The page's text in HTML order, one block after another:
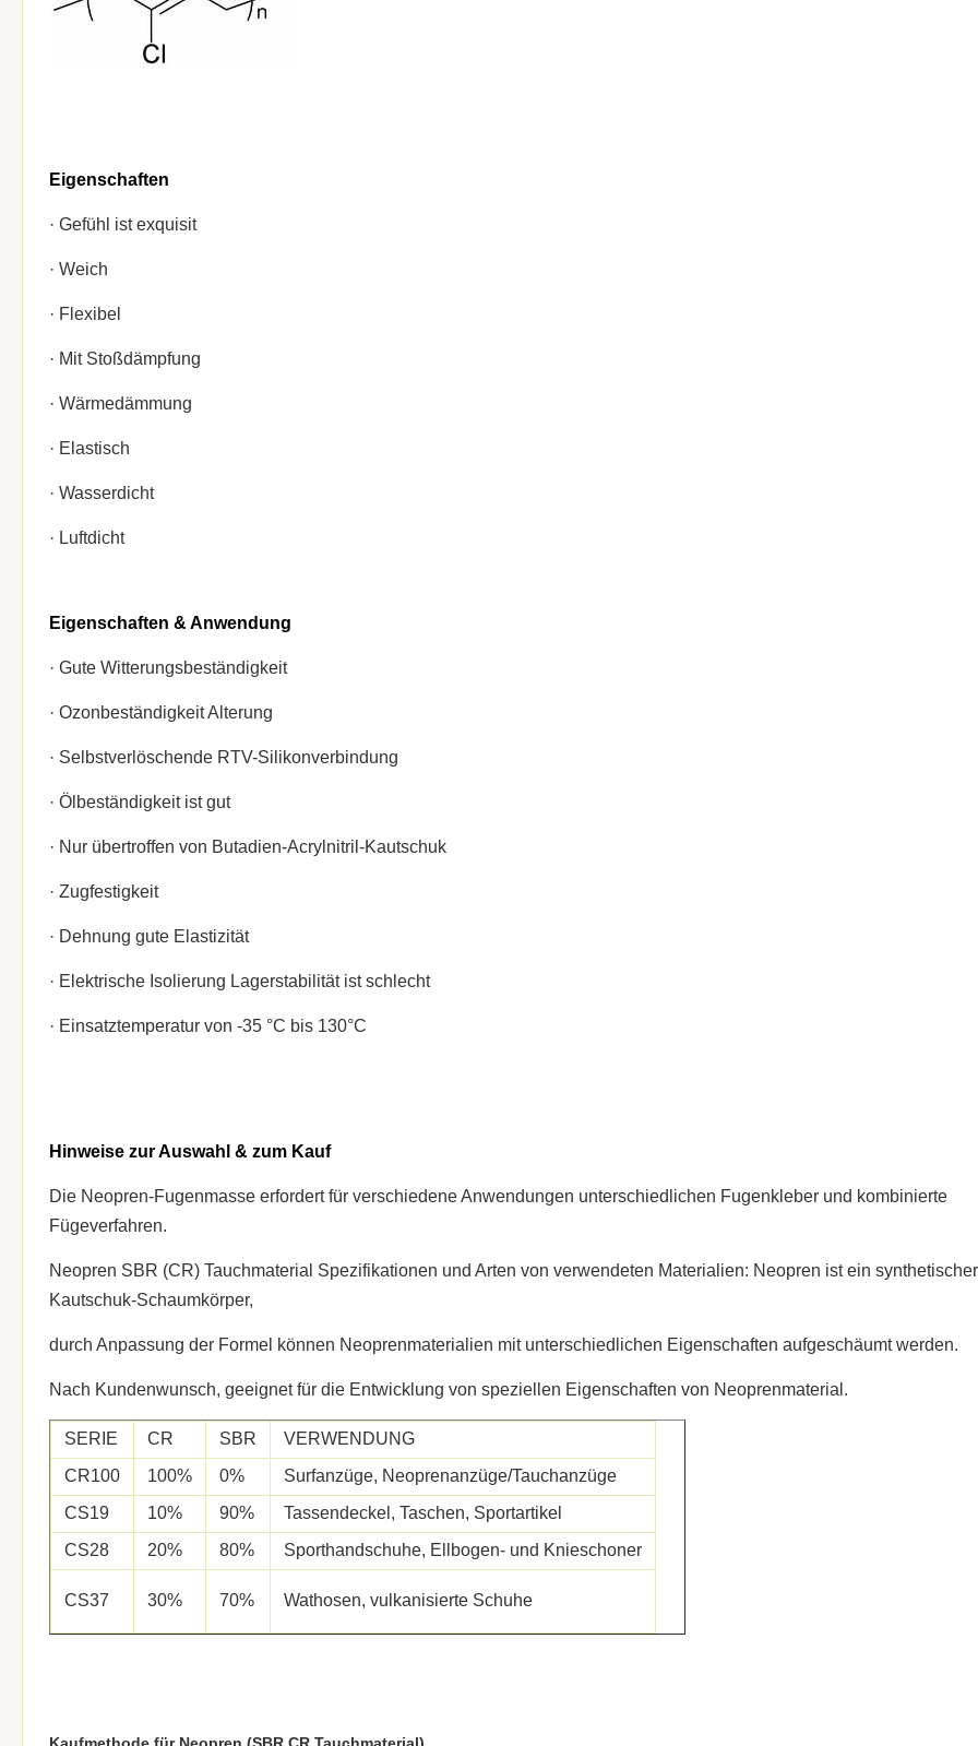
Eigenschaften
· Gefühl ist exquisit
· Weich
· Flexibel
· Mit Stoßdämpfung
· Wärmedämmung
· Elastisch
· Wasserdicht
· Luftdicht
Eigenschaften & Anwendung
· Gute Witterungsbeständigkeit
· Ozonbeständigkeit Alterung
· Selbstverlöschende RTV-Silikonverbindung
· Ölbeständigkeit ist gut
· Nur übertroffen von Butadien-Acrylnitril-Kautschuk
· Zugfestigkeit
· Dehnung gute Elastizität
· Elektrische Isolierung Lagerstabilität ist schlecht
· Einsatztemperatur von -35 °C bis 130°C
Hinweise zur Auswahl & zum Kauf
Die Neopren-Fugenmasse erfordert für verschiedene Anwendungen unterschiedlichen Fugenkleber und kombinierte
Fügeverfahren.
Neopren SBR (CR) Tauchmaterial Spezifikationen und Arten von verwendeten Materialien: Neopren ist ein synthetischer
Kautschuk-Schaumkörper,
durch Anpassung der Formel können Neoprenmaterialien mit unterschiedlichen Eigenschaften aufgeschäumt werden.
Nach Kundenwunsch, geeignet für die Entwicklung von speziellen Eigenschaften von Neoprenmaterial.
SERIE CR SBR
VERWENDUNG
CR100
100% 0%
Surfanzüge, Neoprenanzüge/Tauchanzüge
CS19
10% 90%
Tassendeckel, Taschen, Sportartikel
CS28
20% 80% Sporthandschuhe, Ellbogen- und Knieschoner
CS37 30% 70% Wathosen, vulkanisierte Schuhe